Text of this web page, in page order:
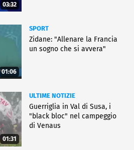
03:32
01:06
SPORT
Zidane: "Allenare la Francia
un sogno che si avvera"
01:31
ULTIME NOTIZIE
Guerriglia in Val di Susa, i
"black bloc" nel campeggio
di Venaus